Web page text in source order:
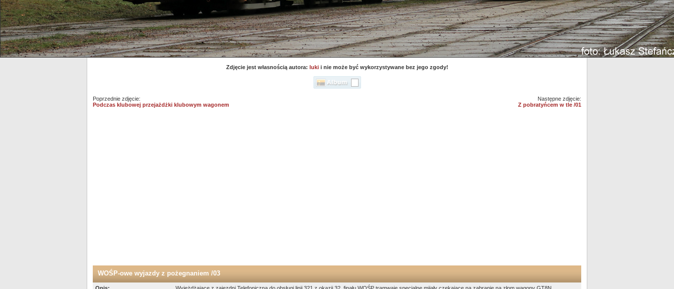
Zdjęcie jest własnością autora: lukii nie może być wykorzystywane bez jego zgody!
Poprzednie zdjęcie:
Podczas klubowej przejażdżki klubowym wagonem
Następne zdjęcie:
Z pobratyńcem w tle /01
WOŚP-owe wyjazdy z pożegnaniem /03